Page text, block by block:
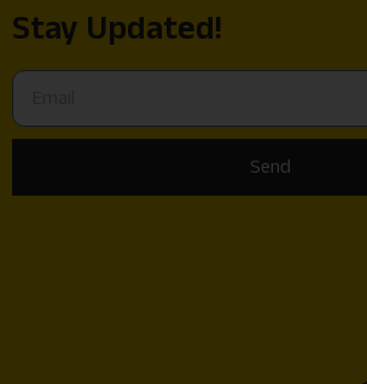
Stay Updated!
Send